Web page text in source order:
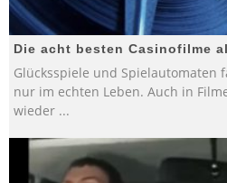
Die acht besten Casinofilme
Glücksspiele und Spielautomaten
nur im echten Leben. Auch in
wieder ...